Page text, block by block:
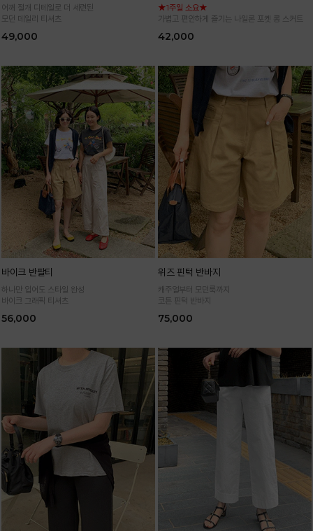
어깨 절개 디테일로 더 세련된
모던 데일리 티셔츠
49,000
★1주일 소요★
가볍고 편안하게 즐기는 나일론 포켓 롱 스커트
42,000
바이크 반팔티
하나만 입어도 스타일 완성
바이크 그래픽 티셔츠
56,000
위즈 핀턱 반바지
캐주얼부터 모던룩까지
코튼 핀턱 반바지
75,000